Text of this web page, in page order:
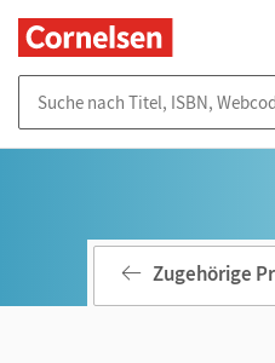
Zugehörige